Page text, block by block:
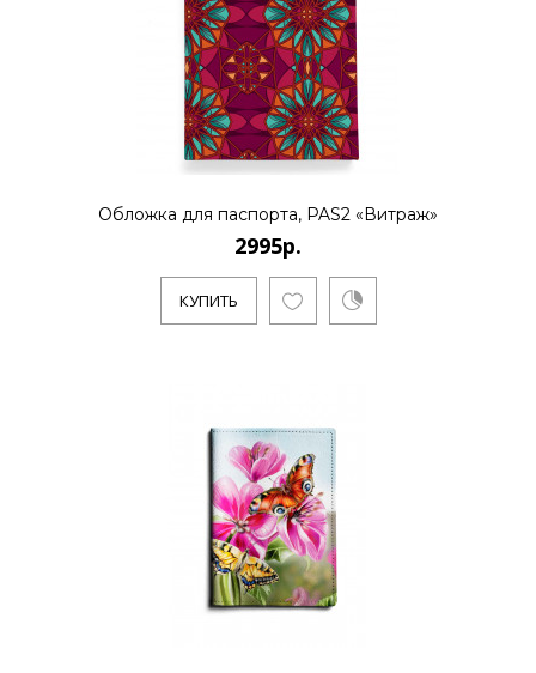
Обложка для паспорта, PAS2 «Витраж»
2995р.
КУПИТЬ